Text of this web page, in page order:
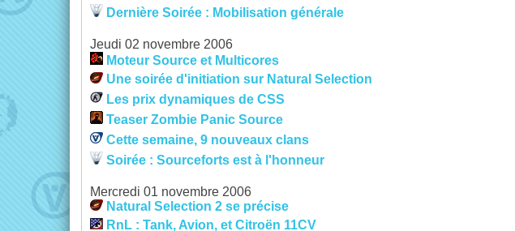
Dernière Soirée : Mobilisation générale
Jeudi 02 novembre 2006
Moteur Source et Multicores
Une soirée d'initiation sur Natural Selection
Les prix dynamiques de CSS
Teaser Zombie Panic Source
Cette semaine, 9 nouveaux clans
Soirée : Sourceforts est à l'honneur
Mercredi 01 novembre 2006
Natural Selection 2 se précise
RnL : Tank, Avion, et Citroën 11CV